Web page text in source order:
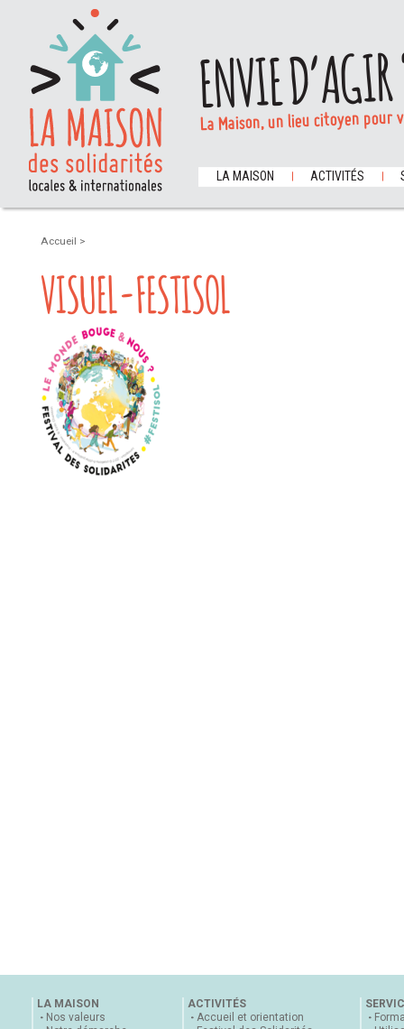
ENVIE
La Maison, un lieu citoyen
LA MAISON ACTIVITÉS
Accueil >
VISUEL-FESTISOL
LA MAISON
Nos valeurs
ACTIVITÉS
Accueil et orientation